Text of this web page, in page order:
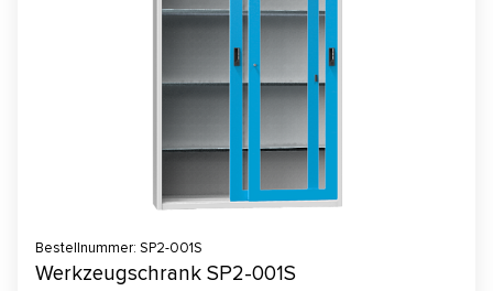
Bestellnummer: SP2-001S
Werkzeugschrank SP2-001S